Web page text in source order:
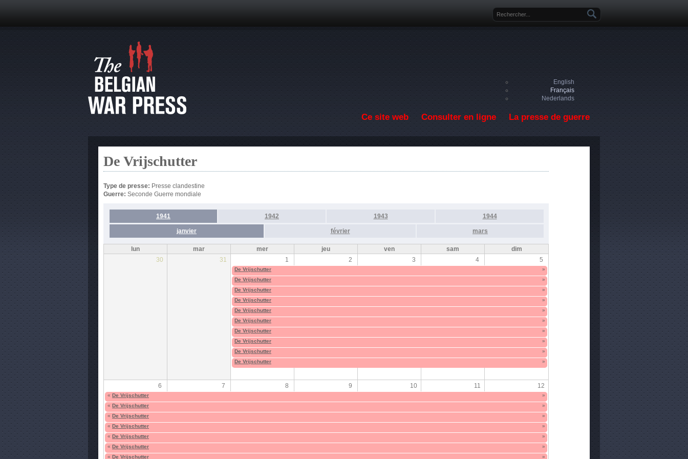
Formulaire de recherche
English
Français
Nederlands
Ce site web Consulter en ligne La presse de guerre
De Vrijschutter
Type de presse: Presse clandestine
Guerre: Seconde Guerre mondiale
1941 1942 1943 1944
janvier février mars
lun mar mer jeu ven sam
dim
30
31 1 2 3 4 5
De Vrijschutter
»
De Vrijschutter
»
De Vrijschutter
»
De Vrijschutter
»
De Vrijschutter
»
De Vrijschutter
»
De Vrijschutter
»
De Vrijschutter
»
De Vrijschutter
»
De Vrijschutter
»
6 7 8 9 10 11 12
« De Vrijschutter
»
« De Vrijschutter
»
« De Vrijschutter
»
« De Vrijschutter
»
« De Vrijschutter
»
« De Vrijschutter
»
« De Vrijschutter
»